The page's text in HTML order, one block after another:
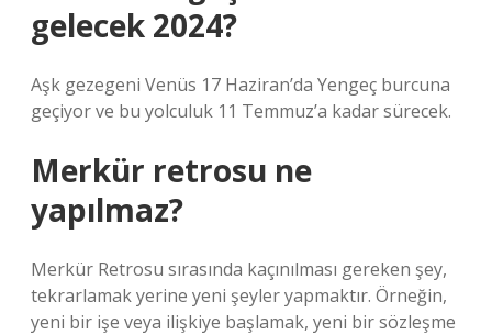
gelecek 2024?
Aşk gezegeni Venüs 17 Haziran’da Yengeç burcuna
geçiyor ve bu yolculuk 11 Temmuz’a kadar sürecek.
Merkür retrosu ne
yapılmaz?
Merkür Retrosu sırasında kaçınılması gereken şey,
tekrarlamak yerine yeni şeyler yapmaktır. Örneğin,
yeni bir işe veya ilişkiye başlamak, yeni bir sözleşme